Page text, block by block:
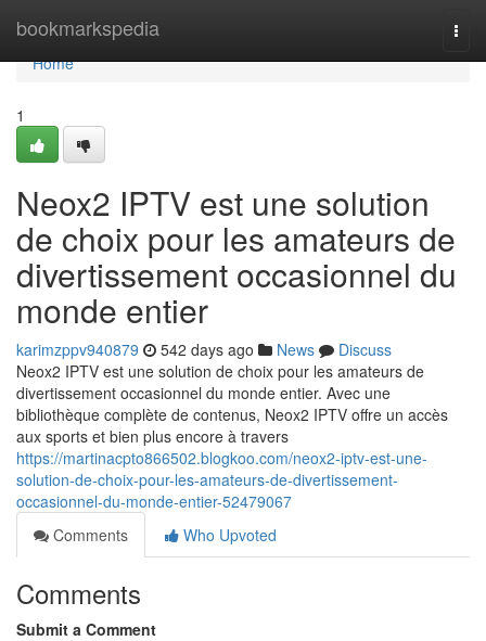
bookmarkspedia
Home
Home
1
Neox2 IPTV est une solution
de choix pour les amateurs de
divertissement occasionnel du
monde entier
karimzppv940879 542 days ago News
Discuss
Neox2 IPTV est une solution de choix pour les amateurs de
divertissement occasionnel du monde entier. Avec une
bibliothèque complète de contenus, Neox2 IPTV offre un accès
aux sports et bien plus encore à travers
https://martinacpto866502.blogkoo.com/neox2-iptv-est-une-
solution-de-choix-pour-les-amateurs-de-divertissement-
occasionnel-du-monde-entier-52479067
Comments
Who Upvoted
Comments
Submit a Comment